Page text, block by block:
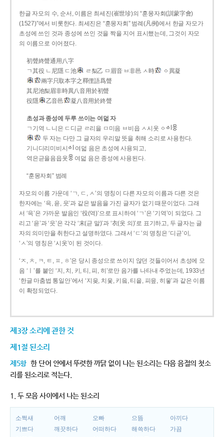
한글 자모의 수, 순서, 이름은 최세진(崔世珍)의 “훈몽자회(訓蒙字會)
(1527)”에서 비롯한다. 최세진은 “훈몽자회” 범례(凡例)에서 한글 자모가
초성에 쓰인 것과 종성에 쓰인 것을 짝을 지어 표시했는데, 그것이 자모
의 이름으로 이어졌다.
初聲終聲通用八字
ㄱ其役 ㄴ尼隱 ㄷ池
ㄹ梨乙 ㅁ眉音 ㅂ非邑 ㅅ時
ㆁ異凝
兩字只取本字之釋俚語爲聲
其尼池梨眉非時異八音用於初聲
役隱
乙音邑 凝八音用於終聲
초성과 종성에 두루 쓰이는 여덟 자
ㄱ기역 ㄴ니은 ㄷ디귿 ㄹ리을 ㅁ미음 ㅂ비읍 ㅅ시옷 ㆁ
두 자는 다만 그 글자의 우리말 뜻을 취해 소리로 사용한다.
기니디리미비시
여덟 음은 초성에 사용되고,
역은귿을음읍옷
여덟 음은 종성에 사용된다.
“훈몽자회” 범례
자모의 이름 가운데 ‘ㄱ, ㄷ, ㅅ’의 명칭이 다른 자모의 이름과 다른 것은
한자에는 ‘윽, 읃, 읏’과 같은 발음을 가진 글자가 없기 때문이었다. 그래
서 ‘윽’은 가까운 발음인 ‘役(역)’으로 표시하여 ‘ㄱ’은 ‘기역’이 되었다. 그
리고 ‘읃’과 ‘읏’은 각각 ‘末(귿 말)’과 ‘衣(옷 의)’로 표기하고, 두 글자는 글
자의 의미만을 취한다고 설명하였다. 그래서 ‘ㄷ’의 명칭은 ‘디귿’이,
‘ㅅ’의 명칭은 ‘시옷’이 된 것이다.
‘ㅈ, ㅊ, ㅋ, ㅌ, ㅍ, ㅎ’은 당시 종성으로 쓰이지 않던 것들이어서 초성에 모
음 ‘ㅣ’를 붙인 ‘지, 치, 키, 티, 피, 히’로만 음가를 나타내 주었는데, 1933년
‘한글 마춤법 통일안’에서 ‘지읒, 치읓, 키읔, 티읕, 피읖, 히읗’과 같은 이름
이 확정되었다.
제3장 소리에 관한 것
제1절 된소리
제5항 한 단어 안에서 뚜렷한 까닭 없이 나는 된소리는 다음 음절의 첫소
리를 된소리로 적는다.
1. 두 모음 사이에서 나는 된소리
소쩍새 어깨 오빠 으뜸
아끼다
기쁘다
깨끗하다 어떠하다 해쓱하다
가끔